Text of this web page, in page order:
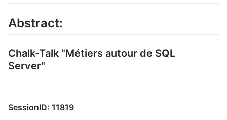
Abstract:
Chalk-Talk "Métiers autour de SQL
Server"
SessionID: 11819